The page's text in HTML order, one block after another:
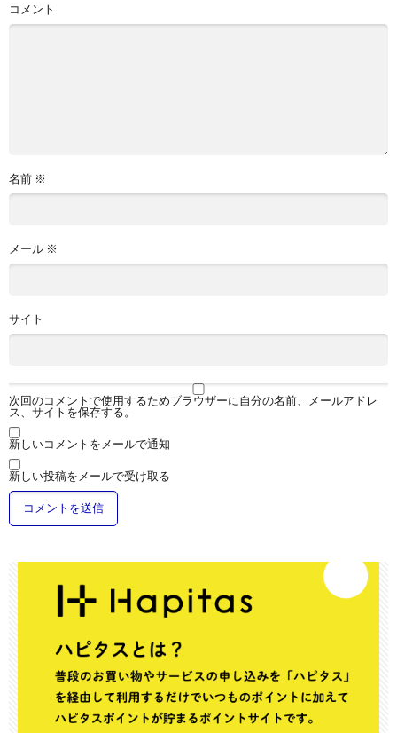
コメント
名前 ※
メール ※
サイト
次回のコメントで使用するためブラウザーに自分の名前、メールアドレ
ス、サイトを保存する。
新しいコメントをメールで通知
新しい投稿をメールで受け取る